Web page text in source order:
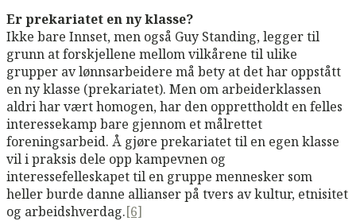
Er prekariatet en ny klasse?
Ikke bare Innset, men også Guy Standing, legger til
grunn at forskjellene mellom vilkårene til ulike
grupper av lønnsarbeidere må bety at det har oppstått
en ny klasse (prekariatet). Men om arbeiderklassen
aldri har vært homogen, har den opprettholdt en felles
interessekamp bare gjennom et målrettet
foreningsarbeid. Å gjøre prekariatet til en egen klasse
vil i praksis dele opp kampevnen og
interessefelleskapet til en gruppe mennesker som
heller burde danne allianser på tvers av kultur, etnisitet
og arbeidshverdag.[6]